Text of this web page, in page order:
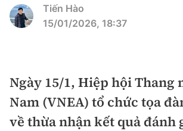
Mới nhất
Chính trị
Xã hội
Xây dựng
Chỉ đạo điều hành
Giao thông
Tiến Hào
15/01/2026, 18:37
Ngày 15/1, Hiệp hội Thang
Nam (VNEA) tổ chức tọa
về thừa nhận kết quả đánh